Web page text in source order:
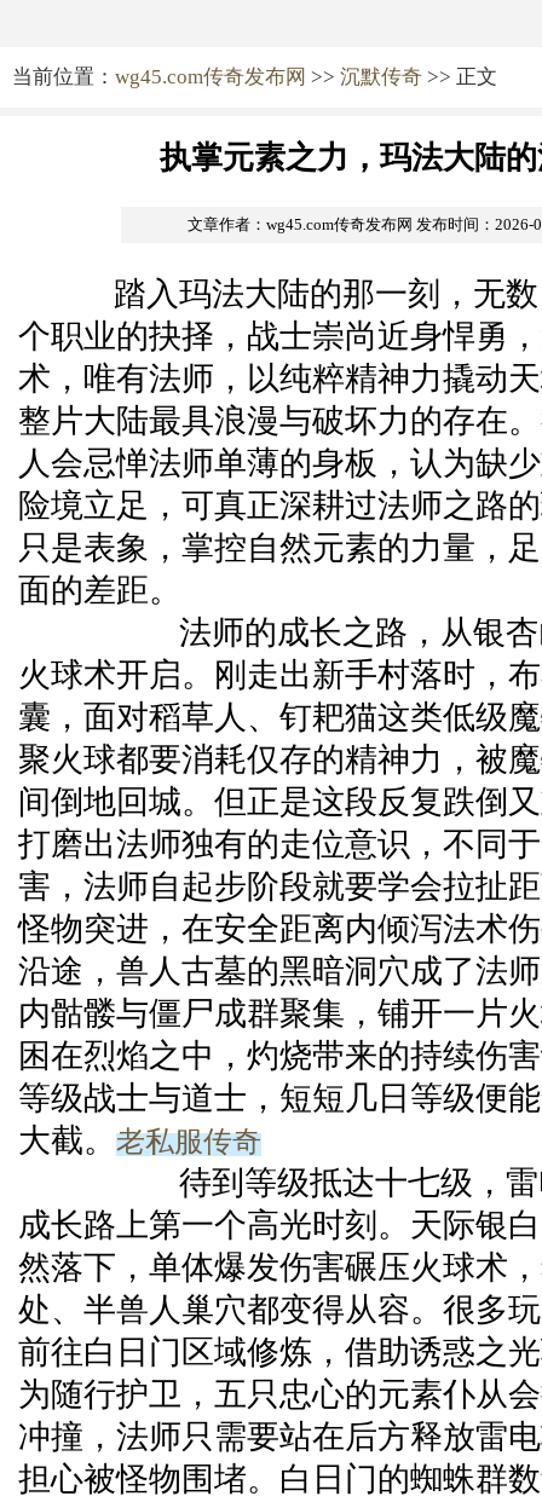
当前位置： wg45.com传奇发布网 >> 沉默传奇 >> 正文
执掌元素之力，玛法大陆
文章作者：wg45.com传奇发布网 发布时间：2026-
踏入玛法大陆的那一刻，无数
个职业的抉择，战士崇尚近身悍勇
术，唯有法师，以纯粹精神力撬动
整片大陆最具浪漫与破坏力的存在
人会忌惮法师单薄的身板，认为缺
险境立足，可真正深耕过法师之路
只是表象，掌控自然元素的力量，
面的差距。
法师的成长之路，从银杏
火球术开启。刚走出新手村落时，
囊，面对稻草人、钉耙猫这类低级
聚火球都要消耗仅存的精神力，被
间倒地回城。但正是这段反复跌倒
打磨出法师独有的走位意识，不同
害，法师自起步阶段就要学会拉扯
怪物突进，在安全距离内倾泻法术
沿途，兽人古墓的黑暗洞穴成了法
内骷髅与僵尸成群聚集，铺开一片
困在烈焰之中，灼烧带来的持续伤
等级战士与道士，短短几日等级便
大截。 老私服传奇
待到等级抵达十七级，雷
成长路上第一个高光时刻。天际银
然落下，单体爆发伤害碾压火球术
处、半兽人巢穴都变得从容。很多
前往白日门区域修炼，借助诱惑之
为随行护卫，五只忠心的元素仆从
冲撞，法师只需要站在后方释放雷
担心被怪物围堵。白日门的蜘蛛群